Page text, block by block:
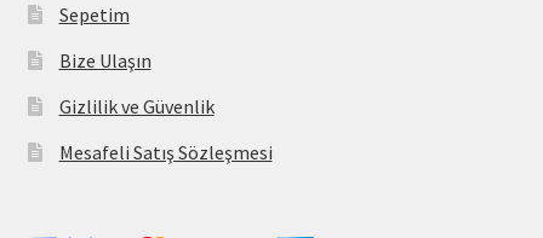
Sepetim
Bize Ulaşın
Gizlilik ve Güvenlik
Mesafeli Satış Sözleşmesi